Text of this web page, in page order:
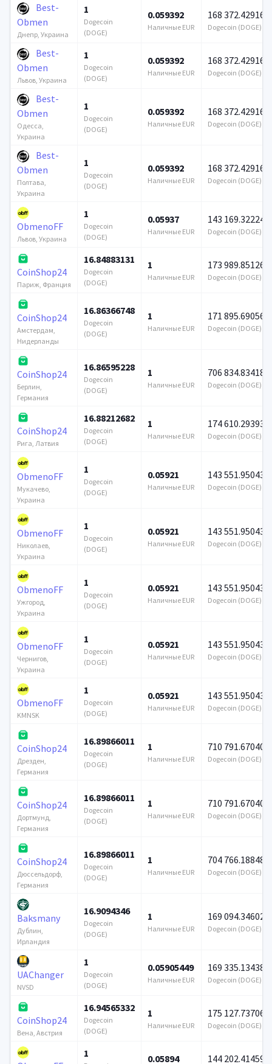
Best-
Obmen
Днепр, Украина
1
Dogecoin
(DOGE)
0.059392
Наличные EUR
168 372.429169
Dogecoin (DOGE)
Best-
Obmen
Львов, Украина
1
Dogecoin
(DOGE)
0.059392
Наличные EUR
168 372.429169
Dogecoin (DOGE)
Best-
Obmen
Одесса,
Украина
1
Dogecoin
(DOGE)
0.059392
Наличные EUR
168 372.429169
Dogecoin (DOGE)
Best-
Obmen
Полтава,
Украина
1
Dogecoin
(DOGE)
0.059392
Наличные EUR
168 372.429169
Dogecoin (DOGE)
ObmenoFF
Львов, Украина
1
Dogecoin
(DOGE)
0.05937
Наличные EUR
143 169.322241
Dogecoin (DOGE)
CoinShop24
Париж, Франция
16.84883131
Dogecoin
(DOGE)
1
Наличные EUR
173 989.851263
Dogecoin (DOGE)
CoinShop24
Амстердам,
Нидерланды
16.86366748
Dogecoin
(DOGE)
1
Наличные EUR
171 895.690566
Dogecoin (DOGE)
CoinShop24
Берлин,
Германия
16.86595228
Dogecoin
(DOGE)
1
Наличные EUR
706 834.834181
Dogecoin (DOGE)
CoinShop24
Рига, Латвия
16.88212682
Dogecoin
(DOGE)
1
Наличные EUR
174 610.293932
Dogecoin (DOGE)
ObmenoFF
Мукачево,
Украина
1
Dogecoin
(DOGE)
0.05921
Наличные EUR
143 551.950433
Dogecoin (DOGE)
ObmenoFF
Николаев,
Украина
1
Dogecoin
(DOGE)
0.05921
Наличные EUR
143 551.950433
Dogecoin (DOGE)
ObmenoFF
Ужгород,
Украина
1
Dogecoin
(DOGE)
0.05921
Наличные EUR
143 551.950433
Dogecoin (DOGE)
ObmenoFF
Чернигов,
Украина
1
Dogecoin
(DOGE)
0.05921
Наличные EUR
143 551.950433
Dogecoin (DOGE)
ObmenoFF
KMNSK
1
Dogecoin
(DOGE)
0.05921
Наличные EUR
143 551.950433
Dogecoin (DOGE)
CoinShop24
Дрезден,
Германия
16.89866011
Dogecoin
(DOGE)
1
Наличные EUR
710 791.670403
Dogecoin (DOGE)
CoinShop24
Дортмунд,
Германия
16.89866011
Dogecoin
(DOGE)
1
Наличные EUR
710 791.670403
Dogecoin (DOGE)
CoinShop24
Дюссельдорф,
Германия
16.89866011
Dogecoin
(DOGE)
1
Наличные EUR
704 766.188486
Dogecoin (DOGE)
Baksmany
Дублин,
Ирландия
16.9094346
Dogecoin
(DOGE)
1
Наличные EUR
169 094.34602
Dogecoin (DOGE)
UAChanger
NVSD
1
Dogecoin
(DOGE)
0.05905449
Наличные EUR
169 335.134382
Dogecoin (DOGE)
CoinShop24
Вена, Австрия
16.94565332
Dogecoin
(DOGE)
1
Наличные EUR
175 127.737067
Dogecoin (DOGE)
1 0.05894 144 202.414599